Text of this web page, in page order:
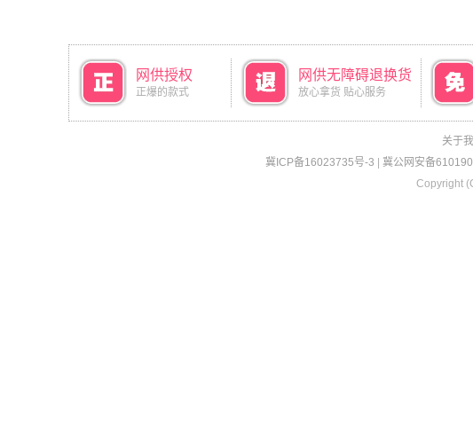
网供授权
正爆的款式
网供无障碍退换货
放心拿货 贴心服务
关于我
冀ICP备16023735号-3
冀公网安备
Copyright